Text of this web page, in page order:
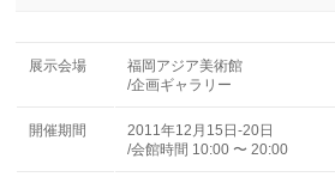
展示会場
福岡アジア美術館
/企画ギャラリー
開催期間
2011年12月15日-20日
/会館時間 10:00 〜 20:00